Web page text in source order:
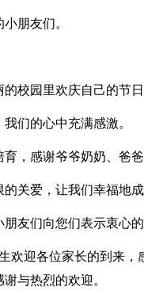
朋友们。
校园里欢庆自己的节日
们的心中充满感激。
育，感谢爷爷奶奶、爸
关爱，让我们幸福地成
友们向您们表示衷心的
欢迎各位家长的到来
与热烈的欢迎。